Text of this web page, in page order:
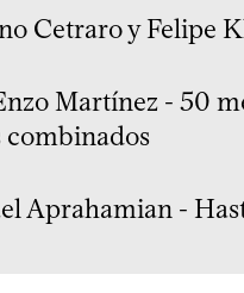
Cetraro y Felipe
Martínez - 50
Aprahamian -